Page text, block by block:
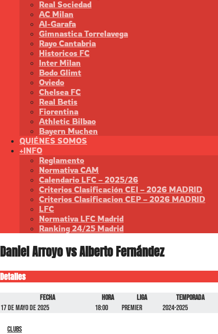
Real Sociedad
AC Milan
Al-Garafa
Gimnastica Torrelavega
Rayo Cantabria
Historicos FC
Inter Milan
Bodo Glimt
Oviedo
Chelsea FC
Real Betis
Fiorentina
Athletic Bilbao
Bayern Muchen
QUIÉNES SOMOS
+INFO
Reglamento
Normativa CAM
Calendario LFC – 2025/26
Criterios Clasificación CEI – 2026 MADRID
Criterios Clasificacion CEP – 2026 MADRID
LFC
Normativa LFC Madrid
Ranking 24/25 Madrid
Daniel Arroyo vs Alberto Fernández
Detalles
Fecha Hora Liga
Temporada
17 de mayo de 2025
18:00 Premier 2024-2025
Clubs